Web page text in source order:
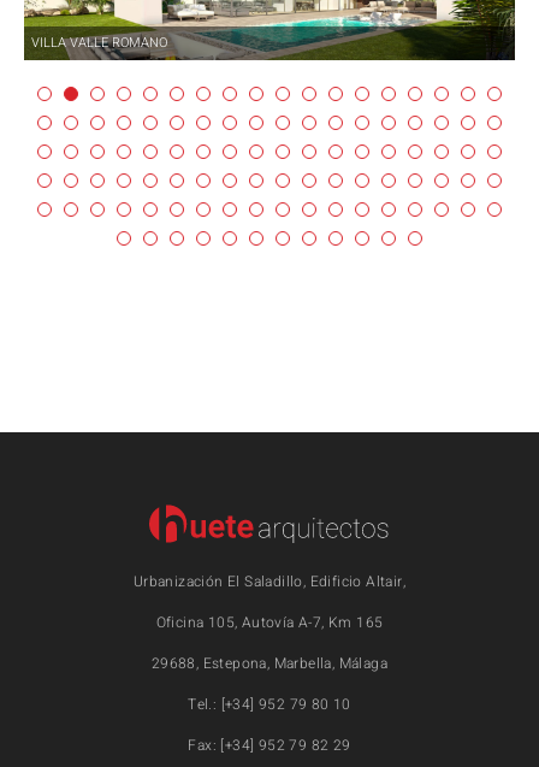
VILLA VALLE ROMANO
Urbanización El Saladillo, Edificio Altair,
Oficina 105, Autovía A-7, Km 165
29688, Estepona, Marbella, Málaga
Tel.: [+34] 952 79 80 10
Fax: [+34] 952 79 82 29